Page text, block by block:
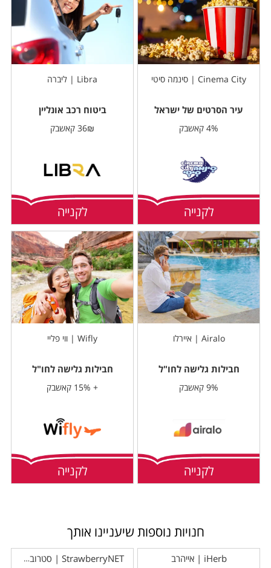
Cinema City | סינמה סיטי
עיר הסרטים של ישראל
4% קאשבק
לקנייה
Libra | ליברה
ביטוח רכב אונליין
36₪ קאשבק
לקנייה
Airalo | איירלו
חבילות גלישה לחו"ל
9% קאשבק
לקנייה
Wifly | ווי פליי
חבילות גלישה לחו"ל
+ 15% קאשבק
לקנייה
חנויות נוספות שיעניינו אותך
iHerb | אייהרב StrawberryNET | סטרוברינט